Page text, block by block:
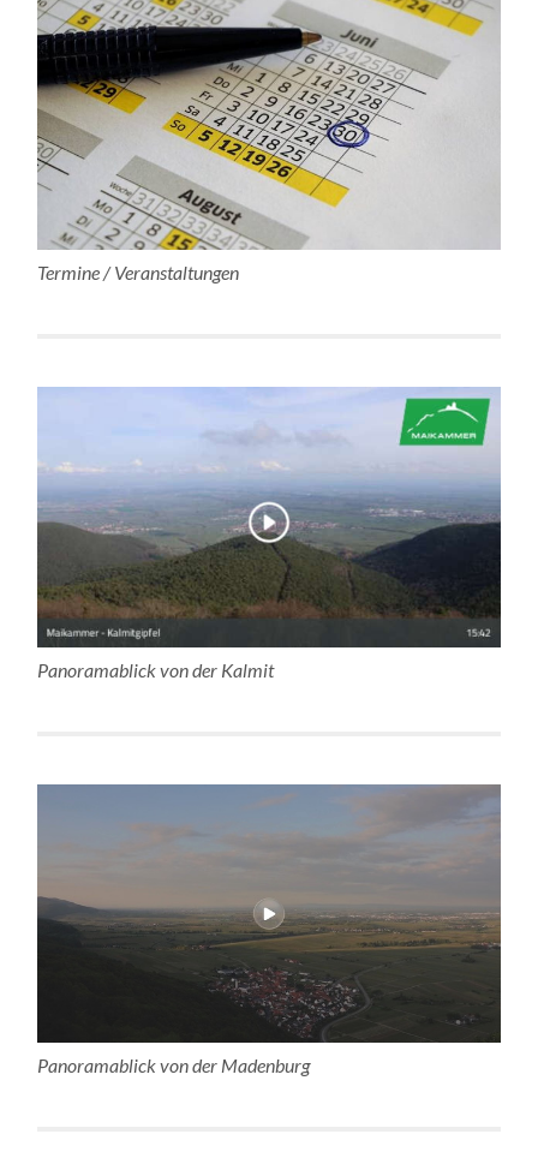
Termine / Veranstaltungen
Panoramablick von der Kalmit
Panoramablick von der Madenburg